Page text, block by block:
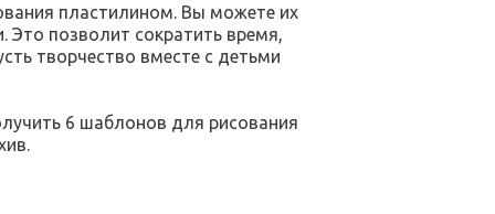
пластилином. Вы можете их
позволит сократить время,
творчество вместе с детьми
6 шаблонов для рисования